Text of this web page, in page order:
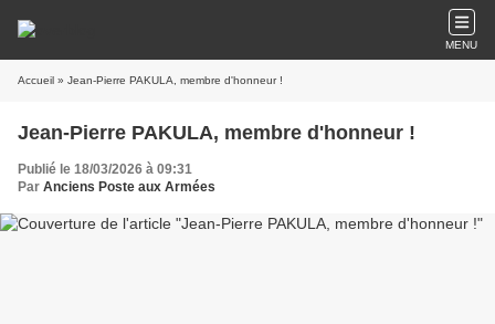
MENU
Accueil » Jean-Pierre PAKULA, membre d'honneur !
Jean-Pierre PAKULA, membre d'honneur !
Publié le 18/03/2026 à 09:31
Par Anciens Poste aux Armées